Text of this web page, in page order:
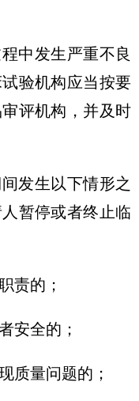
中发生严重不良
验机构应当按要
评机构，并及时
发生以下情形之
暂停或者终止临
责的；
安全的；
质量问题的；